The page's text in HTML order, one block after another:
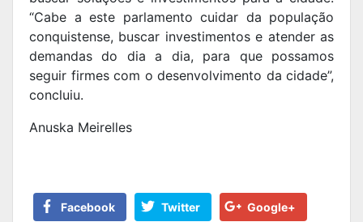
“Cabe a este parlamento cuidar da população
conquistense, buscar investimentos e atender as
demandas do dia a dia, para que possamos
seguir firmes com o desenvolvimento da cidade”,
concluiu.
Anuska Meirelles
Facebook Twitter Google+